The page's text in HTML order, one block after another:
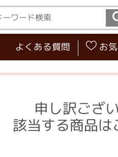
よくある質問 お
申し訳ござ
該当する商品は